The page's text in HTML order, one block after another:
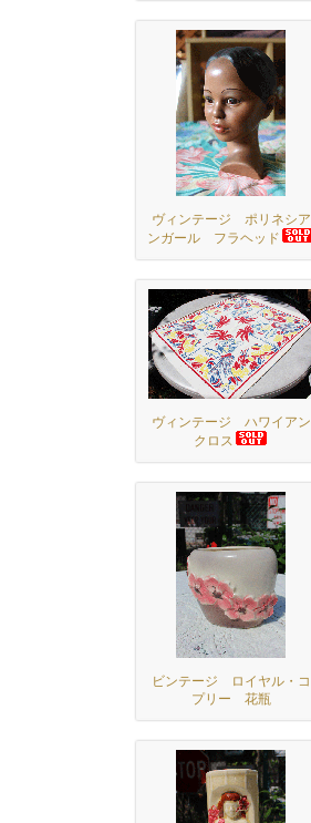
ヴィンテージ ポリネシア
ンガール フラヘッド
ヴィンテージ ハワイアン
クロス
ビンテージ ロイヤル・コ
プリー 花瓶